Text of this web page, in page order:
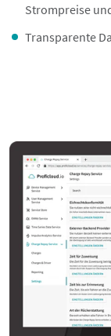
Strompreise
Transparente